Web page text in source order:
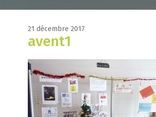
21 décembre 2017
avent1